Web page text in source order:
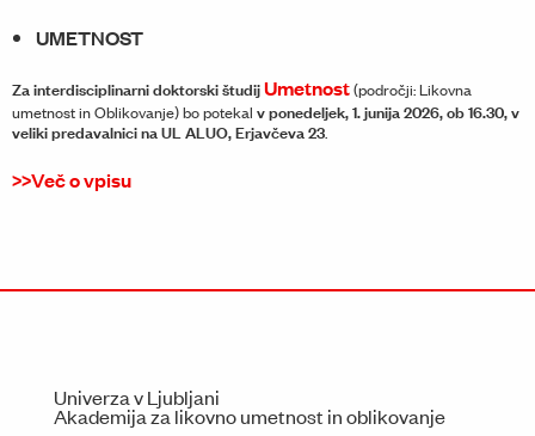
UMETNOST
Za interdisciplinarni doktorski študijUmetnost(področji: Likovna
umetnost in Oblikovanje) bo potekal v ponedeljek, 1. junija 2026, ob 16.30, v
veliki predavalnici na UL ALUO, Erjavčeva 23.
>>Več o vpisu
Univerza v Ljubljani
Akademija za likovno umetnost in oblikovanje